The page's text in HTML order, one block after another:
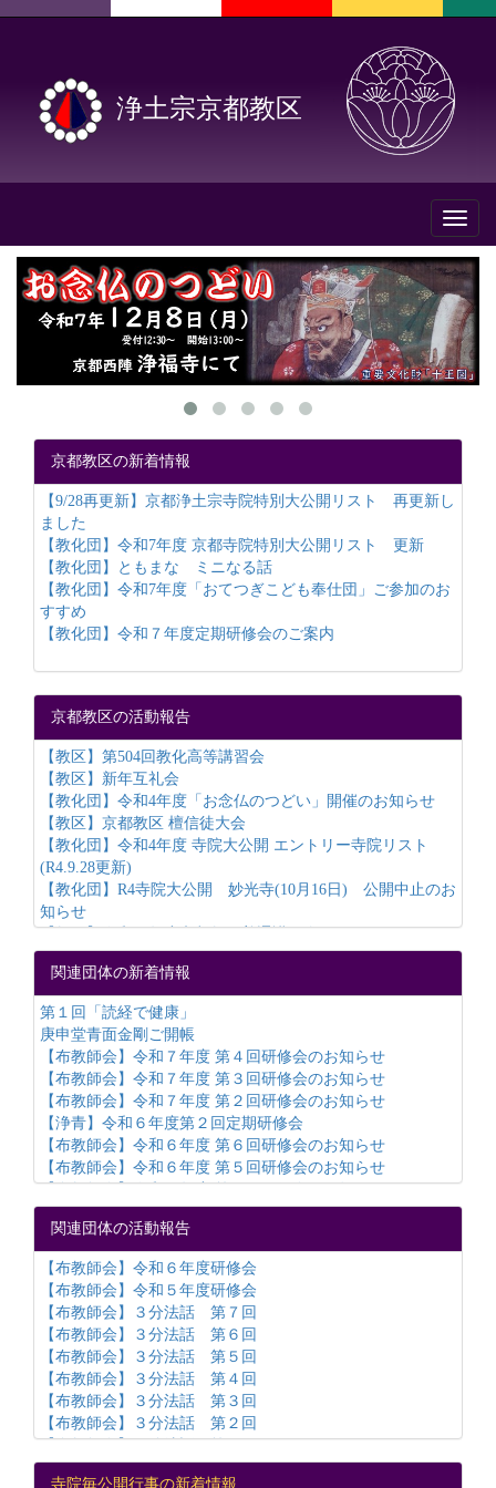
浄土宗京都教区
Toggle
京都教区の新着情報
【9/28再更新】京都浄土宗寺院特別大公開リスト 再更新し
ました
【教化団】令和7年度 京都寺院特別大公開リスト 更新
【教化団】ともまな ミニなる話
【教化団】令和7年度「おてつぎこども奉仕団」ご参加のお
すすめ
【教化団】令和７年度定期研修会のご案内
京都教区の活動報告
【教区】第504回教化高等講習会
【教区】新年互礼会
【教化団】令和4年度「お念仏のつどい」開催のお知らせ
【教区】京都教区 檀信徒大会
【教化団】令和4年度 寺院大公開 エントリー寺院リスト
(R4.9.28更新)
【教化団】R4寺院大公開 妙光寺(10月16日) 公開中止のお
知らせ
【教化団】令和3年度 「お念仏のつどい」ご報告
【教化団】令和3年度『京都浄土宗寺院特別大公開』開催中
止のお知らせ
◆中止◆【教区】令和2年度「京都教区各種団体合同研修
会」のご案内
【教区】京都教区 知恩院御影堂落慶法要のご報告
【教区】令和3年京都教区新年互礼会のご報告
【教区】令和2年度 京都教区「普通講習会」のご報告
【教区】京都教区「定期研修会」のご報告
【教化団】令和二年 浄土宗寺院大公開・中止のご案内
関連団体の新着情報
第１回「読経で健康」
庚申堂青面金剛ご開帳
【布教師会】令和７年度 第４回研修会のお知らせ
【布教師会】令和７年度 第３回研修会のお知らせ
【布教師会】令和７年度 第２回研修会のお知らせ
【浄青】令和６年度第２回定期研修会
【布教師会】令和６年度 第６回研修会のお知らせ
【布教師会】令和６年度 第５回研修会のお知らせ
【布教師会】令和６年度 第２回研修会のお知らせ
【布教師会】令和６年度研修会
【布教師会】令和５年度研修会
【布教師会】YouTube始めました。
【布教師会】第２回研修会 講師：池上良賢上人
【京浄青】公式サイト
関連団体の活動報告
【布教師会】令和６年度研修会
【布教師会】令和５年度研修会
【布教師会】３分法話 第７回
【布教師会】３分法話 第６回
【布教師会】３分法話 第５回
【布教師会】３分法話 第４回
【布教師会】３分法話 第３回
【布教師会】３分法話 第２回
【寺庭婦人会】令和3年度京都教区寺庭婦人会研修会のご報
寺院毎公開行事の新着情報